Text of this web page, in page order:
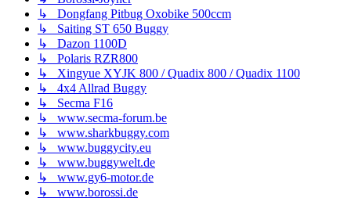
↳ Dongfang Pitbug Oxobike 500ccm
↳ Saiting ST 650 Buggy
↳ Dazon 1100D
↳ Polaris RZR800
↳ Xingyue XYJK 800 / Quadix 800 / Quadix 1100
↳ 4x4 Allrad Buggy
↳ Secma F16
↳ www.secma-forum.be
↳ www.sharkbuggy.com
↳ www.buggycity.eu
↳ www.buggywelt.de
↳ www.gy6-motor.de
↳ www.borossi.de